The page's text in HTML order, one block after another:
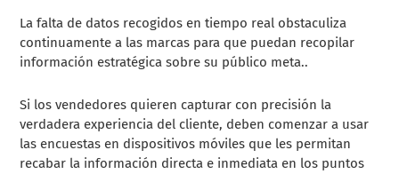
La falta de datos recogidos en tiempo real obstaculiza
continuamente a las marcas para que puedan recopilar
información estratégica sobre su público meta..
Si los vendedores quieren capturar con precisión la
verdadera experiencia del cliente, deben comenzar a usar
las encuestas en dispositivos móviles que les permitan
recabar la información directa e inmediata en los puntos